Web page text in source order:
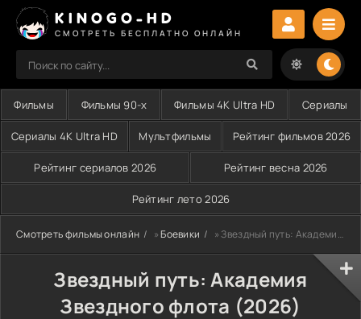
KINOGO-HD
СМОТРЕТЬ БЕСПЛАТНО ОНЛАЙН
Фильмы Фильмы 90-х Фильмы 4K Ultra HD Сериалы
Сериалы 4K Ultra HD Мультфильмы Рейтинг фильмов 2026
Рейтинг сериалов 2026 Рейтинг весна 2026
Рейтинг лето 2026
Смотреть фильмы онлайн »Боевики » Звездный путь: Академия Звездного флота (2026)
Звездный путь: Академия
Звездного флота (2026)